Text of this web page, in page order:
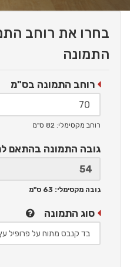
בחרו את רוחב
התמונה
רוחב התמונה בס"מ
רוחב מקסימלי: 82 ס"מ
גובה התמונה בהתאם
גובה מקסימלי: 63 ס"מ
סוג התמונה